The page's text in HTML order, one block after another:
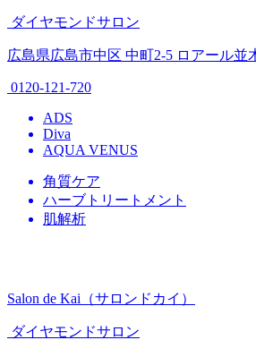
ダイヤモンドサロン
広島県広島市中区 中町2-5 ロアール並
0120-121-720
ADS
Diva
AQUA VENUS
角質ケア
ハーブトリートメント
肌解析
Salon de Kai（サロンドカイ）
ダイヤモンドサロン